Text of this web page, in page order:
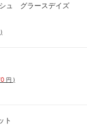
ュ グラースデイズ
)
円 )
ト